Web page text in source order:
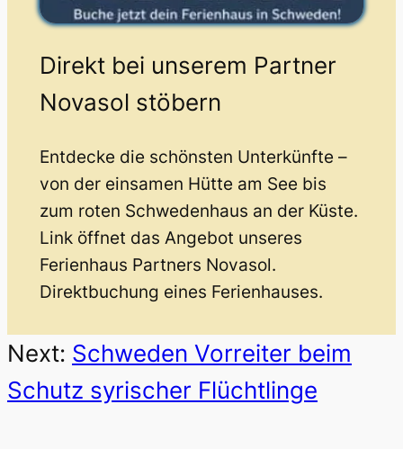
Direkt bei unserem Partner
Novasol stöbern
Entdecke die schönsten Unterkünfte –
von der einsamen Hütte am See bis
zum roten Schwedenhaus an der Küste.
Link öffnet das Angebot unseres
Ferienhaus Partners Novasol.
Direktbuchung eines Ferienhauses.
Next: Schweden Vorreiter beim
Schutz syrischer Flüchtlinge